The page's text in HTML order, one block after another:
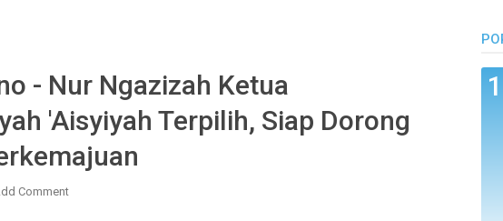
- Nur Ngazizah Ketua
'Aisyiyah Terpilih, Siap Dorong
Comment